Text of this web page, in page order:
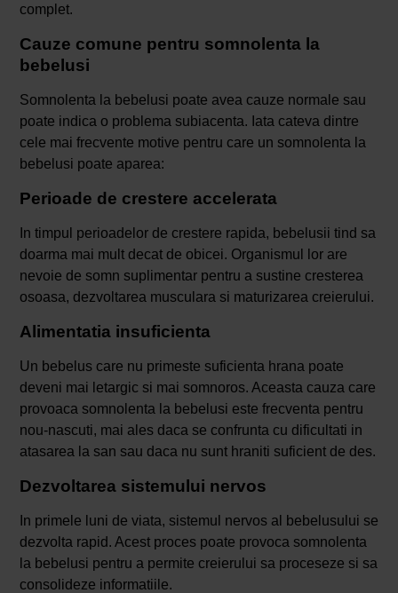
complet.
Cauze comune pentru somnolenta la
bebelusi
Somnolenta la bebelusi poate avea cauze normale sau
poate indica o problema subiacenta. Iata cateva dintre
cele mai frecvente motive pentru care un somnolenta la
bebelusi poate aparea:
Perioade de crestere accelerata
In timpul perioadelor de crestere rapida, bebelusii tind sa
doarma mai mult decat de obicei. Organismul lor are
nevoie de somn suplimentar pentru a sustine cresterea
osoasa, dezvoltarea musculara si maturizarea creierului.
Alimentatia insuficienta
Un bebelus care nu primeste suficienta hrana poate
deveni mai letargic si mai somnoros. Aceasta cauza care
provoaca somnolenta la bebelusi este frecventa pentru
nou-nascuti, mai ales daca se confrunta cu dificultati in
atasarea la san sau daca nu sunt hraniti suficient de des.
Dezvoltarea sistemului nervos
In primele luni de viata, sistemul nervos al bebelusului se
dezvolta rapid. Acest proces poate provoca somnolenta
la bebelusi pentru a permite creierului sa proceseze si sa
consolideze informatiile.